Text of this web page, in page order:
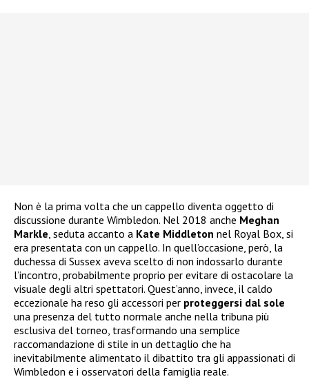
Non è la prima volta che un cappello diventa oggetto di
discussione durante Wimbledon. Nel 2018 anche Meghan
Markle , seduta accanto a Kate Middleton nel Royal Box, si
era presentata con un cappello. In quell’occasione, però, la
duchessa di Sussex aveva scelto di non indossarlo durante
l’incontro, probabilmente proprio per evitare di ostacolare la
visuale degli altri spettatori. Quest’anno, invece, il caldo
eccezionale ha reso gli accessori per proteggersi dal sole
una presenza del tutto normale anche nella tribuna più
esclusiva del torneo, trasformando una semplice
raccomandazione di stile in un dettaglio che ha
inevitabilmente alimentato il dibattito tra gli appassionati di
Wimbledon e i osservatori della famiglia reale.